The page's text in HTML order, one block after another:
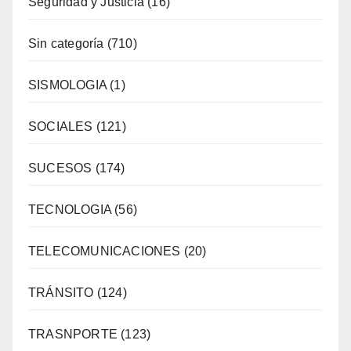
Sin categoría (710)
SISMOLOGIA (1)
SOCIALES (121)
SUCESOS (174)
TECNOLOGIA (56)
TELECOMUNICACIONES (20)
TRÁNSITO (124)
TRASNPORTE (123)